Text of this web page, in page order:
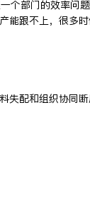
个部门的效率问
能跟不上，很多
失配和组织协同断